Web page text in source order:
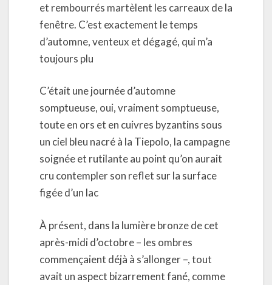
et rembourrés martèlent les carreaux de la
fenêtre. C’est exactement le temps
d’automne, venteux et dégagé, qui m’a
toujours plu
C’était une journée d’automne
somptueuse, oui, vraiment somptueuse,
toute en ors et en cuivres byzantins sous
un ciel bleu nacré à la Tiepolo, la campagne
soignée et rutilante au point qu’on aurait
cru contempler son reflet sur la surface
figée d’un lac
À présent, dans la lumière bronze de cet
après-midi d’octobre – les ombres
commençaient déjà à s’allonger –, tout
avait un aspect bizarrement fané, comme